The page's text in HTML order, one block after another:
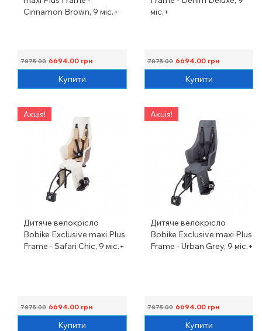
Cinnamon Brown, 9 міс.+
7875.00 6694.00 грн
Купити
міс.+
7875.00 6694.00грн
Купити
Акція!
Дитяче велокрісло
Bobike Exclusive maxi Plus
Frame - Safari Chic, 9 міс.+
7875.00 6694.00 грн
Купити
Акція!
Дитяче велокрісло
Bobike Exclusive maxi Plus
Frame - Urban Grey, 9 міс.+
7875.00 6694.00грн
Купити